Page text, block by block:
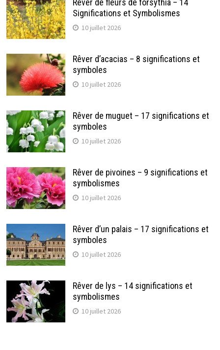
Rêver de fleurs de forsythia – 14
Significations et Symbolismes
10 juillet 2026
Rêver d’acacias – 8 significations et
symboles
10 juillet 2026
Rêver de muguet – 17 significations et
symboles
10 juillet 2026
Rêver de pivoines – 9 significations et
symbolismes
10 juillet 2026
Rêver d’un palais – 17 significations et
symboles
10 juillet 2026
Rêver de lys – 14 significations et
symbolismes
10 juillet 2026